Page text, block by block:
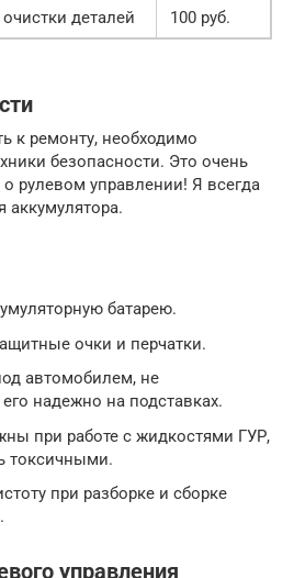
деталей 100 руб.
к ремонту, необходимо
безопасности. Это очень
рулевом управлении! Я всегда
аккумулятора.
батарею.
очки и перчатки.
автомобилем, не
надежно на подставках.
при работе с жидкостями ГУР,
токсичными.
при разборке и сборке
управления